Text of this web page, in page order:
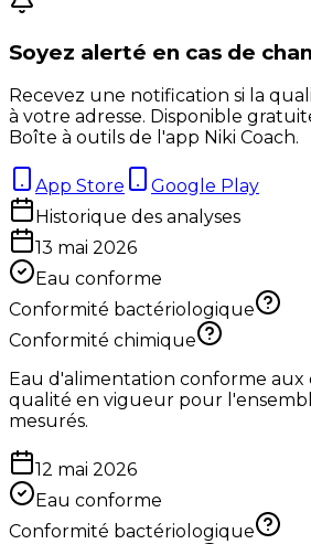
Soyez alerté en cas de
Recevez une notification si la
à votre adresse. Disponible
Boîte à outils de l'app Niki Coach.
App Store
Google Play
Historique des analyses
13 mai 2026
Eau conforme
Conformité bactériologique
Conformité chimique
Eau d'alimentation conforme aux
qualité en vigueur pour
mesurés.
12 mai 2026
Eau conforme
Conformité bactériologique